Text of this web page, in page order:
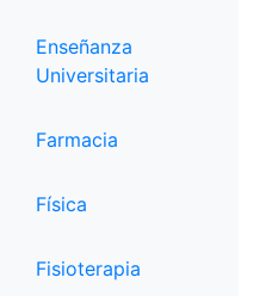
Enseñanza
Universitaria
Farmacia
Física
Fisioterapia